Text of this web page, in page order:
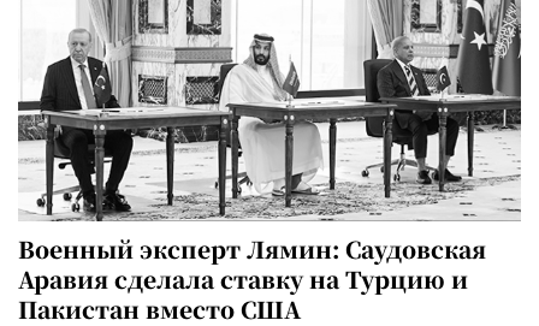
Военный эксперт Лямин: Саудовская
Аравия сделала ставку на Турцию и
Пакистан вместо США